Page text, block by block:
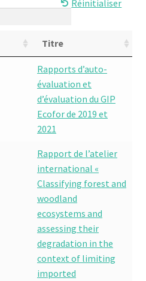
Réinitialiser
Titre
Rapports d’auto-
évaluation et
d’évaluation du GIP
Ecofor de 2019 et
2021
Rapport de l’atelier
international «
Classifying forest and
woodland
ecosystems and
assessing their
degradation in the
context of limiting
imported